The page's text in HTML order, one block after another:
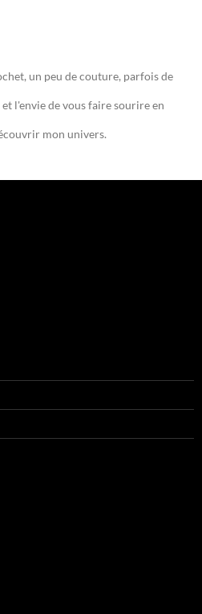
un peu de couture, parfois de
l'envie de vous faire sourire en
mon univers.